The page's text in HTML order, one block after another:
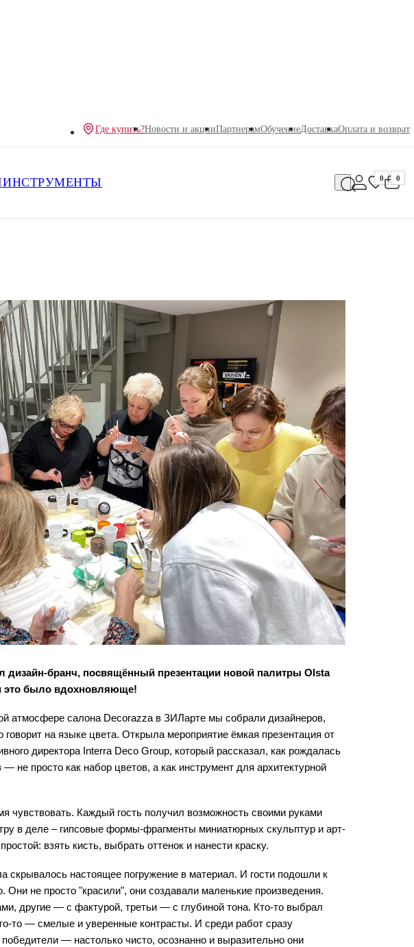
Где купить?Новости и акцииПартнерамОбучениеДоставкаОплата и возврат
ИНСТРУМЕНТЫ 0 0
дизайн-бранч, посвящённый презентации новой палитры Olsta
это было вдохновляюще!
атмосфере салона Decorazza в ЗИЛарте мы собрали дизайнеров,
говорит на языке цвета. Открыла мероприятие ёмкая презентация от
директора Interra Deco Group, который рассказал, как рождалась
— не просто как набор цветов, а как инструмент для архитектурной
чувствовать. Каждый гость получил возможность своими руками
в деле – гипсовые формы-фрагменты миниатюрных скульптур и арт-
взять кисть, выбрать оттенок и нанести краску.
скрывалось настоящее погружение в материал. И гости подошли к
Они не просто "красили", они создавали маленькие произведения.
другие — с фактурой, третьи — с глубиной тона. Кто-то выбрал
то — смелые и уверенные контрасты. И среди работ сразу
— настолько чисто, осознанно и выразительно они